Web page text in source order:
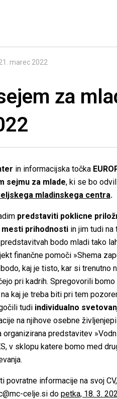
marec 2022
za
in informacijska točka
sejmu za mlade, ki se bo odvil
mladinskega centra.
predstaviti poklicne
mesti prihodnosti in jim tudi na
bodo mladi tako
finančne pomoči »Shema
kaj je tisto, kar si trenutno
pri kadrih. Spregovorili
kaj je treba biti pri tem
tudi individualno
na njihove osebne
organizirana predstavitev
v sklopu katere bomo med
povratne informacije na svoj
celje.si do petka, 18. 3.